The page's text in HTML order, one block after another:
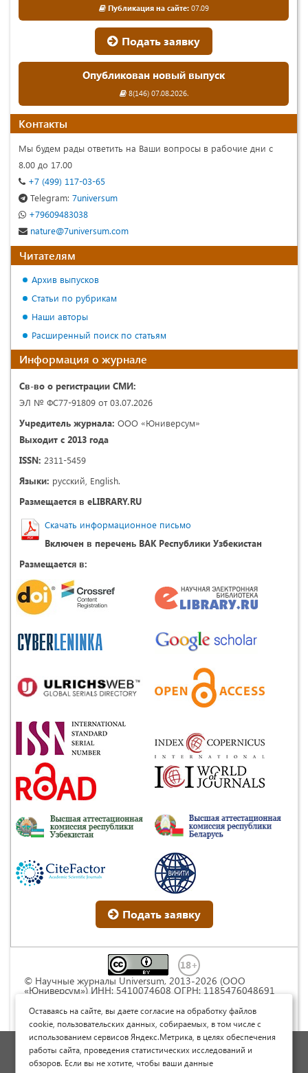
Публикация на сайте:07.09
Подать заявку
Опубликован новый выпуск
8(146) 07.08.2026.
Контакты
Мы будем рады ответить на Ваши вопросы в рабочие дни с
8.00 до 17.00
+7 (499) 117-03-65
Telegram: 7universum
+79609483038
nature@7universum.com
Читателям
Архив выпусков
Статьи по рубрикам
Наши авторы
Расширенный поиск по статьям
Информация о журнале
Св-во о регистрации СМИ:
ЭЛ № ФС77-91809 от 03.07.2026
Учредитель журнала: ООО «Юниверсум»
Выходит с 2013 года
ISSN: 2311-5459
Языки: русский, English.
Размещается в eLIBRARY.RU
Скачать информационное письмо
Включен в перечень ВАК Республики Узбекистан
Размещается в:
Подать заявку
© Научные журналы Universum, 2013-2026 (ООО
«Юниверсум») ИНН: 5410074608 ОГРН: 1185476048691
Commons « Attribution» («Атрибуция») 4.0
Непортированная
Политика обработки персональных данных
Договор оферты
Оставаясь на сайте, вы даете согласие на обработку файлов
cookie, пользовательских данных, собираемых, в том числе с
использованием сервисов Яндекс.Метрика, в целях обеспечения
работы сайта, проведения статистических исследований и
обзоров. Если вы не хотите, чтобы ваши данные